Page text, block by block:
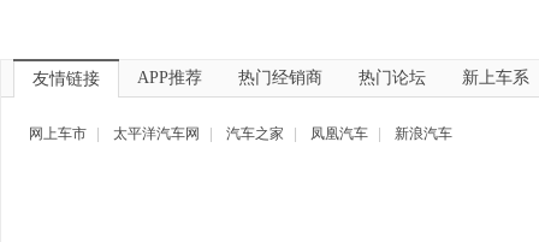
友情链接 APP推荐 热门经销商 热门论坛 新上车系
网上车市 太平洋汽车网 汽车之家 凤凰汽车 新浪汽车